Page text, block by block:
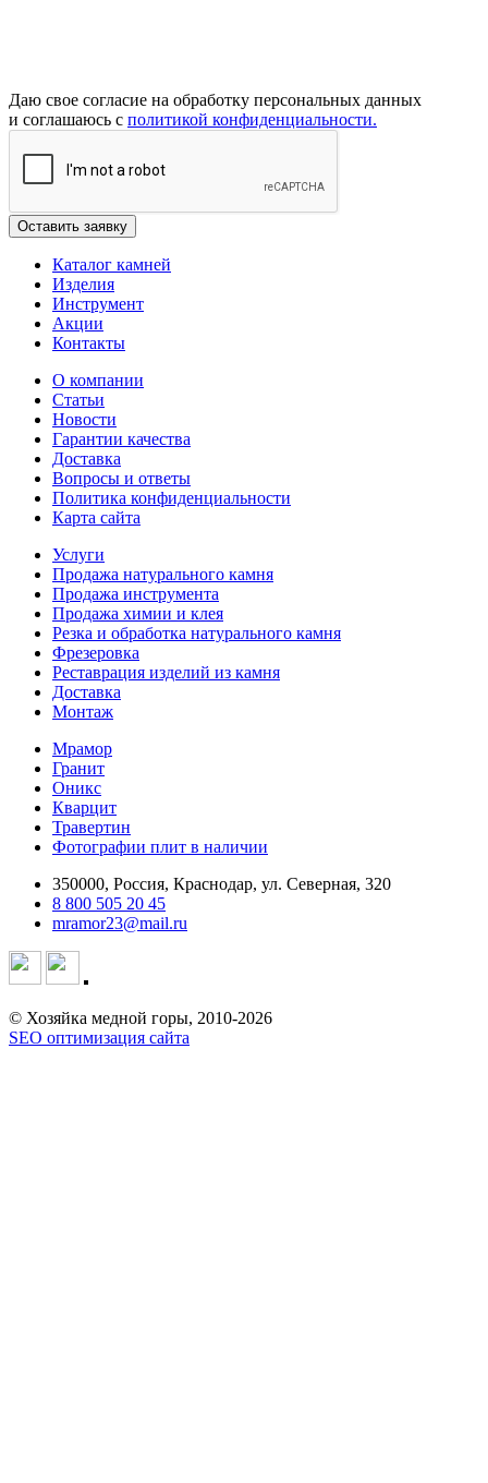
Даю свое согласие на обработку персональных данных
и соглашаюсь с политикой конфиденциальности.
Каталог камней
Изделия
Инструмент
Акции
Контакты
О компании
Статьи
Новости
Гарантии качества
Доставка
Вопросы и ответы
Политика конфиденциальности
Карта сайта
Услуги
Продажа натурального камня
Продажа инструмента
Продажа химии и клея
Резка и обработка натурального камня
Фрезеровка
Реставрация изделий из камня
Доставка
Монтаж
Мрамор
Гранит
Оникс
Кварцит
Травертин
Фотографии плит в наличии
350000, Россия, Краснодар, ул. Северная, 320
8 800 505 20 45
mramor23@mail.ru
© Хозяйка медной горы, 2010-2026
SEO оптимизация сайта